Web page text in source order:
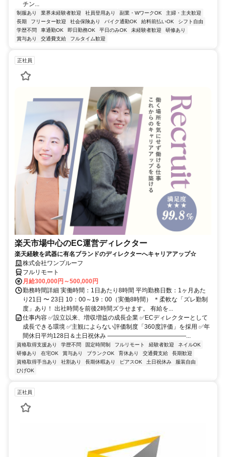
チン...
制服あり 業界未経験者歓迎 社員登用あり 副業・WワークOK
主婦・主夫歓迎
長期
フリーター歓迎 社会保険あり バイク通勤OK 給料前払いOK
シフト自由
学歴不問
車通勤OK 即日勤務OK 平日のみOK 未経験者歓迎
研修あり
賞与あり
交通費支給 フルタイム歓迎
正社員
楽天市場中心のEC運営ディレクター
楽天経験を武器に有名ブランドのディレクターへキャリアアップ☆
株式会社ワンプルーフ
フルリモート
月給300,000円～500,000円
勤務時間詳細 実働時間：1日あたり8時間 平均勤務日数：1ヶ月あた
り21日 〜 23日 10：00～19：00（実働8時間） ＊柔軟な「ズレ勤制
度」あり！ 出社時間を前後2時間ズラせます。 有給を...
仕事内容 ✅設立以来、増収増益の成長企業 ✅ECディレクターとして
成長できる環境 ✅主観によらない評価制度「360度評価」を採用 ✅年
間休日平均128日＆土日祝休み ―――――――――――――...
資格取得支援あり 学歴不問 固定時間制 フルリモート 経験者歓迎
ネイルOK
研修あり
在宅OK 賞与あり ブランクOK 育休あり 交通費支給
長期歓迎
資格取得手当あり
社割あり 長期休暇あり ピアスOK 土日祝休み
服装自由
ひげOK
正社員